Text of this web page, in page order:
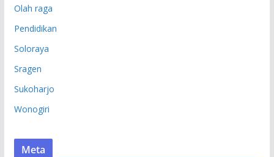
Olah raga
Pendidikan
Soloraya
Sragen
Sukoharjo
Wonogiri
Meta